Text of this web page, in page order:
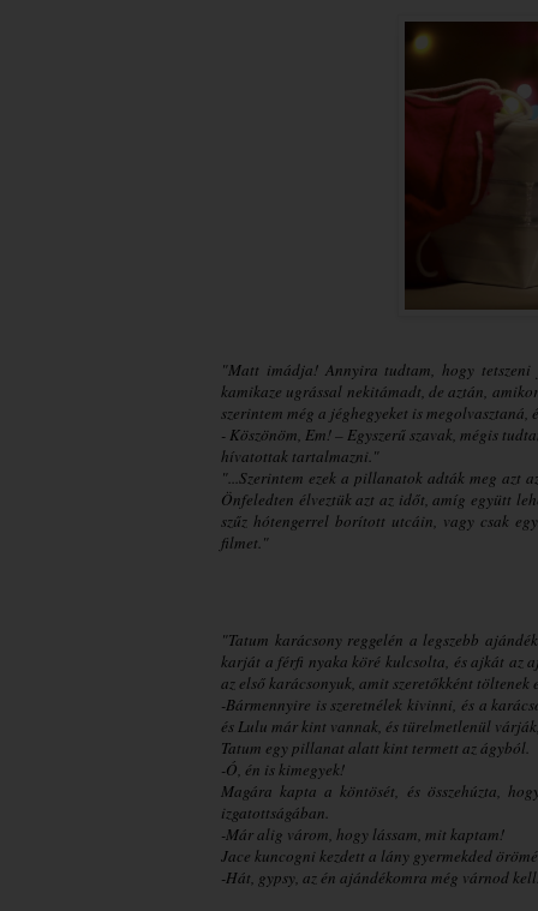
"Matt imádja! Annyira tudtam, hogy
kamikaze ugrással nekitámadt, de aztán,
szerintem még a jéghegyeket is megolvasztaná,
- Köszönöm, Em! – Egyszerű szavak, mégis
hívatottak tartalmazni."
"...Szerintem ezek a pillanatok adták meg
Önfeledten élveztük azt az időt, amíg együtt
szűz hótengerrel borított utcáin, vagy csak
filmet."
"Tatum karácsony reggelén a legszebb
karját a férfi nyaka köré kulcsolta, és ajkát az
az első karácsonyuk, amit szeretőkként töltenek
-Bármennyire is szeretnélek kivinni, és a
és Lulu már kint vannak, és türelmetlenül
Tatum egy pillanat alatt kint termett az ágyból.
-Ó, én is kimegyek!
Magára kapta a köntösét, és összehúzta,
izgatottságában.
-Már alig várom, hogy lássam, mit kaptam!
Jace kuncogni kezdett a lány gyermekded
-Hát, gypsy, az én ajándékomra még várnod